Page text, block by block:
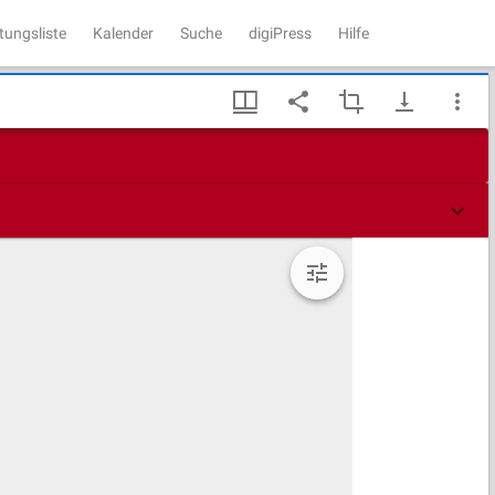
Kalender Suche digiPress Hilfe